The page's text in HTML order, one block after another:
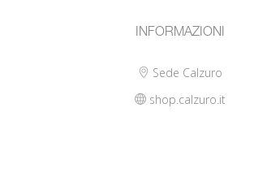
INFORMAZIONI
Sede Calzuro
shop.calzuro.it